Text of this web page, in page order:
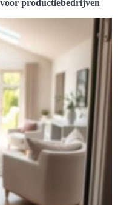
productiebedrijven